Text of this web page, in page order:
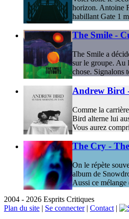
horizon. Antoine
habillant Gate 1
The Smile -
The Smile a
sur le groupe. Au
chose.
Andrew Bird
Comme la
Bird alterne lui
Vous aurez
The Cry -
On le répète
album de
Aussi ce
2004 - 2026 Esprits Critiques
Plan du site | Se connecter| Contact |